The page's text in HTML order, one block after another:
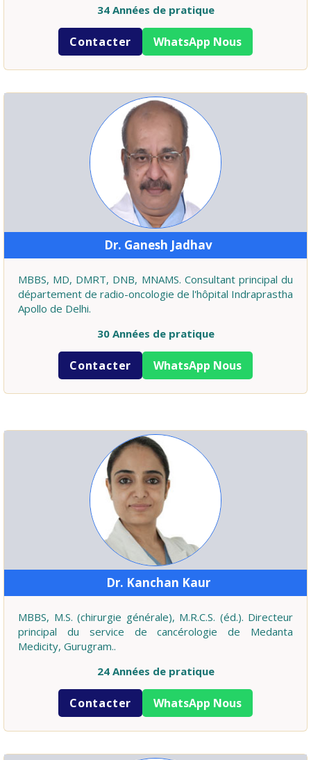
34 Années de pratique
Contacter WhatsApp Nous
Dr. Ganesh Jadhav
MBBS, MD, DMRT, DNB, MNAMS. Consultant principal du
département de radio-oncologie de l'hôpital Indraprastha
Apollo de Delhi.
30 Années de pratique
Contacter WhatsApp Nous
Dr. Kanchan Kaur
MBBS, M.S. (chirurgie générale), M.R.C.S. (éd.). Directeur
principal du service de cancérologie de Medanta
Medicity, Gurugram..
24 Années de pratique
Contacter WhatsApp Nous